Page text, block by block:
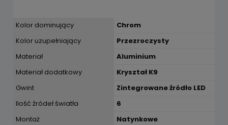
Kolor dominujący
Chrom
Kolor uzupełniający
Przezroczysty
Materiał
Aluminium
Materiał dodatkowy
Kryształ K9
Gwint
Zintegrowane źródło LED
Ilość źródeł światła
6
Montaż
Natynkowe